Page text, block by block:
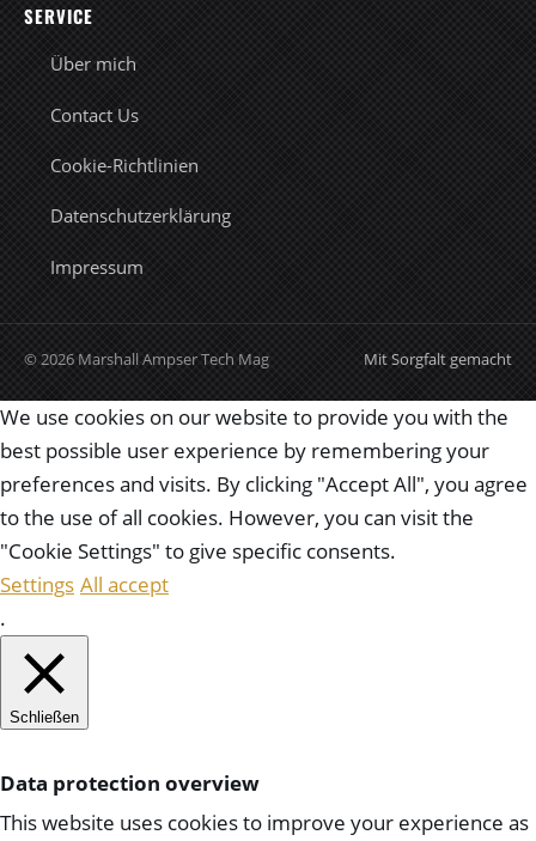
SERVICE
Über mich
Contact Us
Cookie-Richtlinien
Datenschutzerklärung
Impressum
© 2026 Marshall Ampser Tech Mag Mit Sorgfalt gemacht
We use cookies on our website to provide you with the
best possible user experience by remembering your
preferences and visits. By clicking "Accept All", you agree
to the use of all cookies. However, you can visit the
"Cookie Settings" to give specific consents.
Settings All accept
.
Schließen
Data protection overview
This website uses cookies to improve your experience as